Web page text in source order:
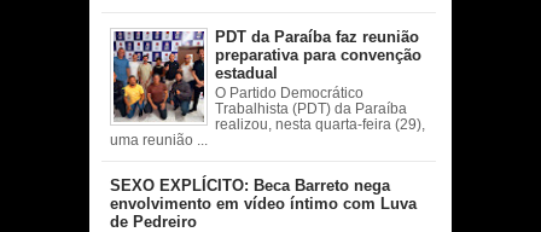
PDT da Paraíba faz reunião
preparativa para convenção
estadual
O Partido Democrático
Trabalhista (PDT) da Paraíba
realizou, nesta quarta-feira (29),
uma reunião ...
SEXO EXPLÍCITO: Beca Barreto nega
envolvimento em vídeo íntimo com Luva
de Pedreiro